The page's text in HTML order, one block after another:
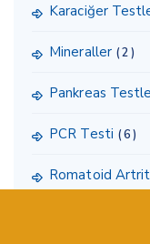
Karaciğer
Mineraller (2)
Pankreas
PCR Testi (6)
Romatoid Artrit
Sağlıklı